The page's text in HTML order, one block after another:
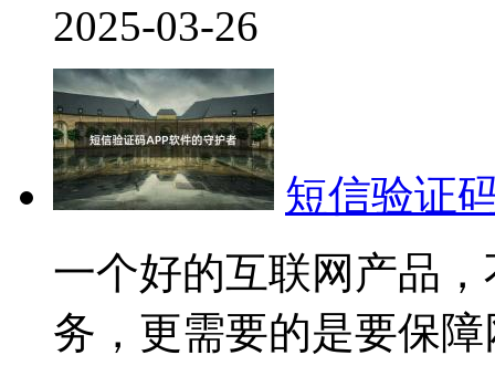
2025-03-26
短信验证
一个好的互联网产品
务，更需要的是要保